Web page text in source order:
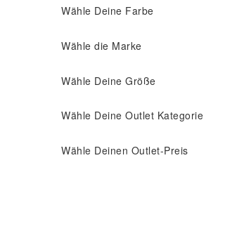
Wähle Deine Farbe
Wähle die Marke
Wähle Deine Größe
Wähle Deine Outlet Kategorie
Wähle Deinen Outlet-Preis